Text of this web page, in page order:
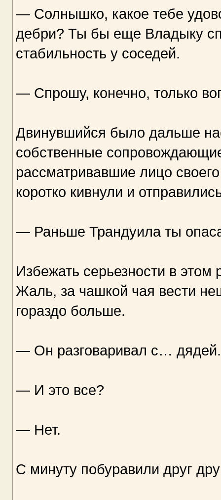
— Солнышко, какое тебе
дебри? Ты бы еще Владыку
стабильность у соседей.
— Спрошу, конечно, только
Двинувшийся было дальше
собственные
рассматривавшие лицо
коротко кивнули и
— Раньше Трандуила ты
Избежать серьезности в этом
Жаль, за чашкой чая вести
гораздо больше.
— Он разговаривал с…
— И это все?
— Нет.
С минуту побуравили друг